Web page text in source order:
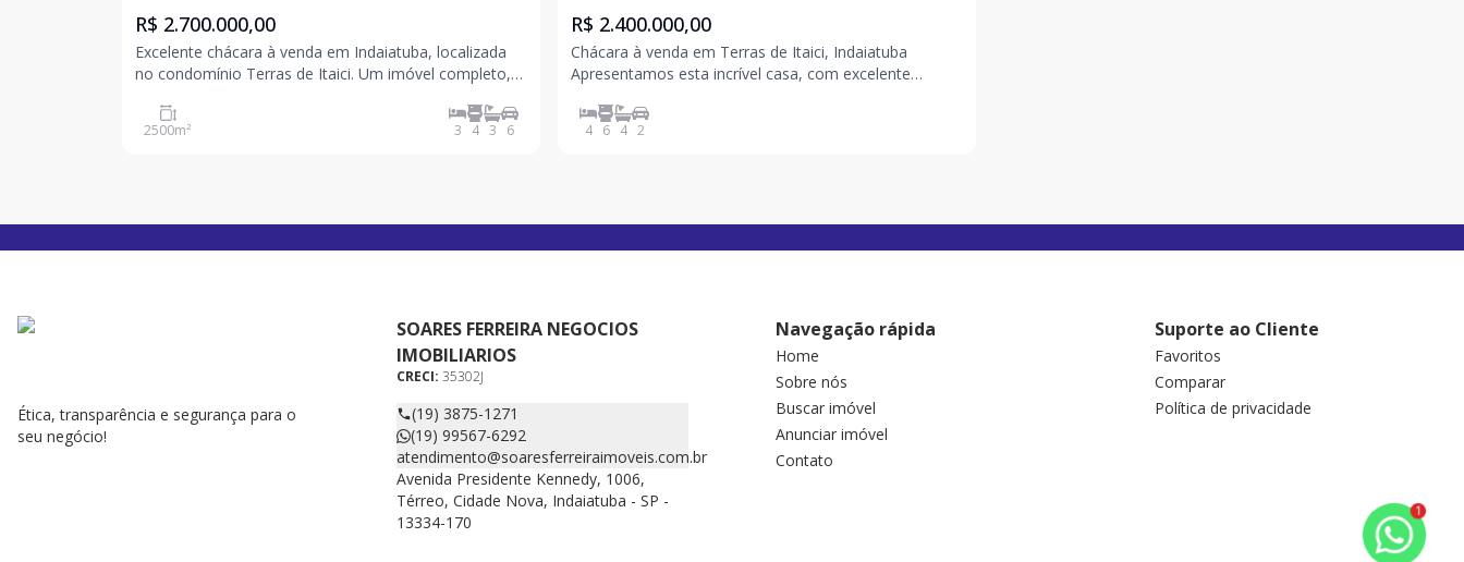
R$ 2.700.000,00
Excelente chácara à venda em Indaiatuba, localizada
no condomínio Terras de Itaici. Um imóvel completo,
vida em meio à natureza, sem abrir mão da
praticidade. Com ampla área de terreno e infraes
2500m² 3 4 3 6
R$ 2.400.000,00
Chácara à venda em Terras de Itaici, Indaiatuba
Apresentamos esta incrível casa, com excelente
de lazer completa, ideal para quem busca conforto,
4 6 4 2
Ética, transparência e segurança para o
seu negócio!
SOARES FERREIRA NEGOCIOS
IMOBILIARIOS
CRECI: 35302J
(19) 3875-1271
(19) 99567-6292
atendimento@soaresferreiraimoveis.com.br
Avenida Presidente Kennedy, 1006,
Térreo, Cidade Nova, Indaiatuba - SP -
13334-170
Navegação rápida
Home
Sobre nós
Buscar imóvel
Anunciar imóvel
Contato
Suporte ao Cliente
Favoritos
Comparar
Política de privacidade
1